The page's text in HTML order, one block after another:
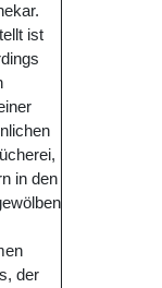
ist
in den
der